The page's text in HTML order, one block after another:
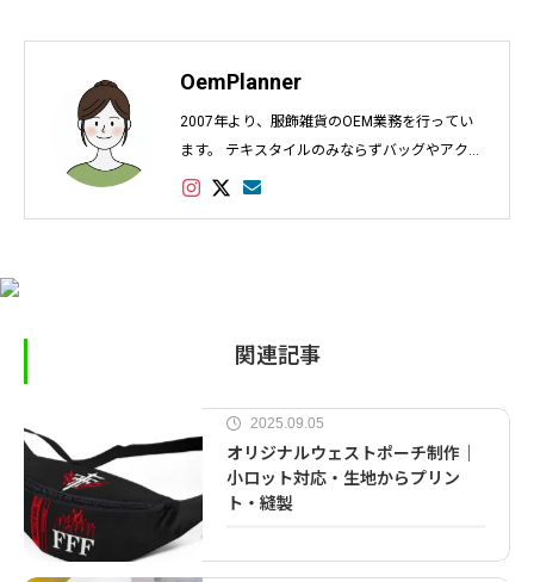
OemPlanner
2007年より、服飾雑貨のOEM業務を行ってい
ます。 テキスタイルのみならずバッグやアクセ
サリー、インテリアなど幅広く対応し数多くの
関連記事
2025.09.05
オリジナルウェストポーチ制作｜
小ロット対応・生地からプリン
ト・縫製